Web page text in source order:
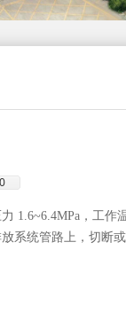
1.6~6.4MPa，工
系统管路上，切断
0